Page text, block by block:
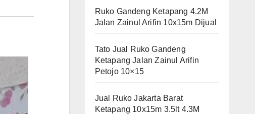
Ruko Gandeng Ketapang 4.2M
Jalan Zainul Arifin 10x15m Dijual
Tato Jual Ruko Gandeng
Ketapang Jalan Zainul Arifin
Petojo 10×15
Jual Ruko Jakarta Barat
Ketapang 10x15m 3.5lt 4.3M